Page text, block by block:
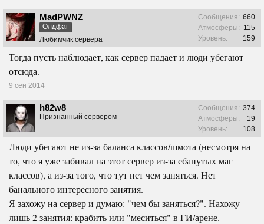
MadPWNZ
Олдфаг
Любимчик сервера
Сообщения: 660
Атмосферы: 115
Уровень:
159
Тогда пусть наблюдает, как сервер падает и люди убегают
отсюда.
9 сен 2014
h82w8
Признанный сервером
Сообщения: 374
Атмосферы:
19
Уровень:
108
Люди убегают не из-за баланса классов/шмота (несмотря на
то, что я уже забивал на этот сервер из-за ебанутых маг
классов), а из-за того, что тут нет чем заняться. Нет
банального интересного занятия.
Я захожу на сервер и думаю: "чем бы заняться?". Нахожу
лишь 2 занятия: крабить или "меситься" в ГИ/арене.